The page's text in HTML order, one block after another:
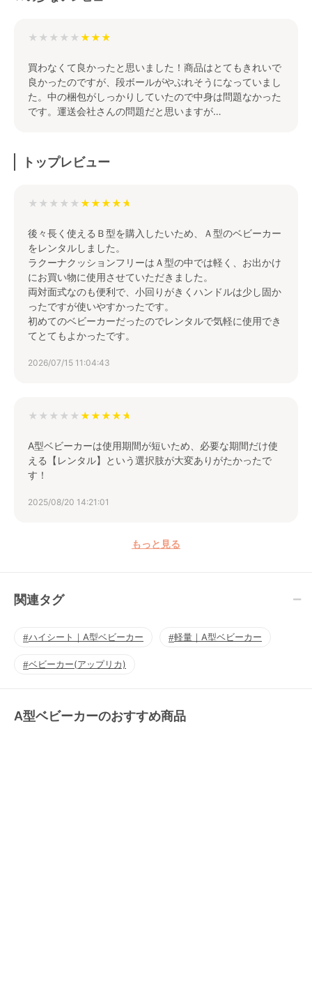
★★★★★
買わなくて良かったと思いました！商品はとてもきれいで
良かったのですが、段ボールがやぶれそうになっていまし
た。中の梱包がしっかりしていたので中身は問題なかった
です。運送会社さんの問題だと思いますが…
トップレビュー
★★★★★
後々長く使えるＢ型を購入したいため、Ａ型のベビーカー
をレンタルしました。
ラクーナクッションフリーはＡ型の中では軽く、お出かけ
にお買い物に使用させていただきました。
両対面式なのも便利で、小回りがきくハンドルは少し固か
ったですが使いやすかったです。
初めてのベビーカーだったのでレンタルで気軽に使用でき
てとてもよかったです。
2026/07/15 11:04:43
★★★★★
A型ベビーカーは使用期間が短いため、必要な期間だけ使
える【レンタル】という選択肢が大変ありがたかったで
す！
2025/08/20 14:21:01
もっと見る
関連タグ
ハイシート｜A型ベビーカー 軽量｜A型ベビーカー
ベビーカー(アップリカ)
A型ベビーカーのおすすめ商品